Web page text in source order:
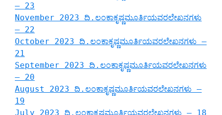
– 23
November 2023 ದಿ.ಲಂಕಾಕೃಷ್ಣಮೂರ್ತಿಯವರಲೇಖನಗಳು
– 22
October 2023 ದಿ.ಲಂಕಾಕೃಷ್ಣಮೂರ್ತಿಯವರಲೇಖನಗಳು –
21
September 2023 ದಿ.ಲಂಕಾಕೃಷ್ಣಮೂರ್ತಿಯವರಲೇಖನಗಳು
– 20
August 2023 ದಿ.ಲಂಕಾಕೃಷ್ಣಮೂರ್ತಿಯವರಲೇಖನಗಳು –
19
July 2023 ದಿ.ಲಂಕಾಕೃಷ್ಣಮೂರ್ತಿಯವರಲೇಖನಗಳು – 18